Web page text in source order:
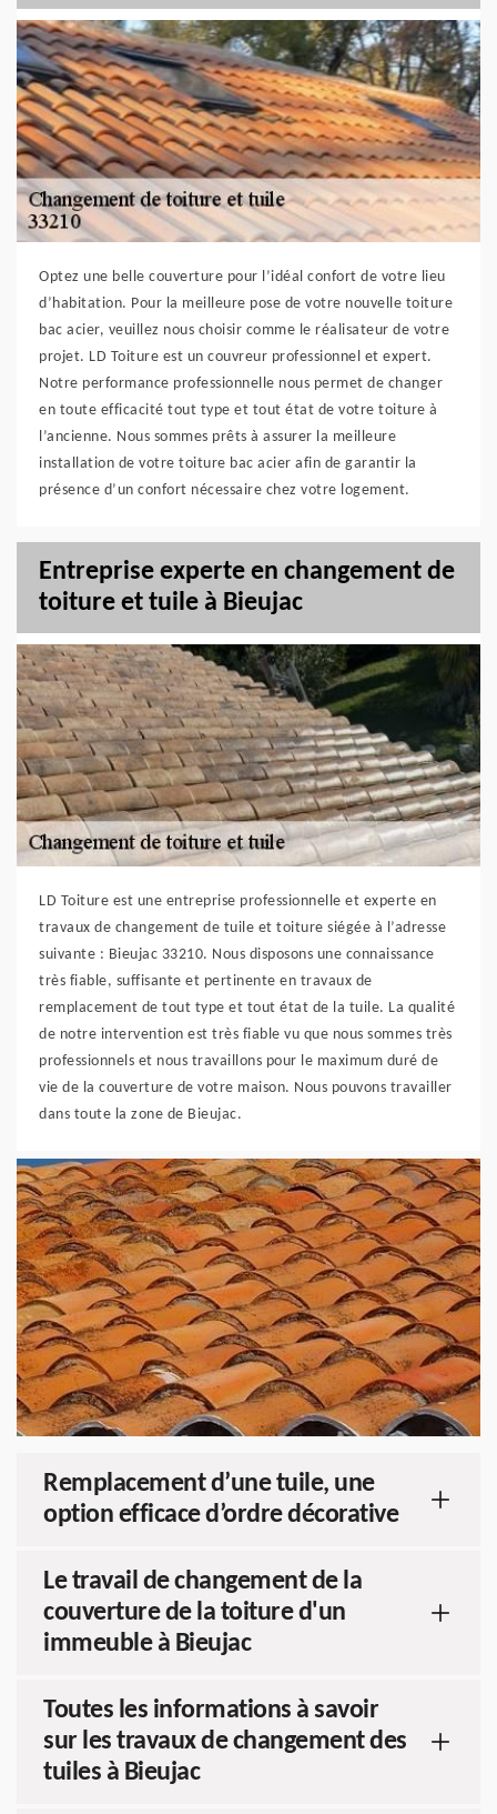
Optez une belle couverture pour l’idéal confort de votre lieu
d’habitation. Pour la meilleure pose de votre nouvelle toiture
bac acier, veuillez nous choisir comme le réalisateur de votre
projet. LD Toiture est un couvreur professionnel et expert.
Notre performance professionnelle nous permet de changer
en toute efficacité tout type et tout état de votre toiture à
l’ancienne. Nous sommes prêts à assurer la meilleure
installation de votre toiture bac acier afin de garantir la
présence d’un confort nécessaire chez votre logement.
Entreprise experte en changement de
toiture et tuile à Bieujac
LD Toiture est une entreprise professionnelle et experte en
travaux de changement de tuile et toiture siégée à l’adresse
suivante : Bieujac 33210. Nous disposons une connaissance
très fiable, suffisante et pertinente en travaux de
remplacement de tout type et tout état de la tuile. La qualité
de notre intervention est très fiable vu que nous sommes très
professionnels et nous travaillons pour le maximum duré de
vie de la couverture de votre maison. Nous pouvons travailler
dans toute la zone de Bieujac.
Remplacement d’une tuile, une
option efficace d’ordre décorative
Le travail de changement de la
couverture de la toiture d'un
immeuble à Bieujac
Toutes les informations à savoir
sur les travaux de changement des
tuiles à Bieujac